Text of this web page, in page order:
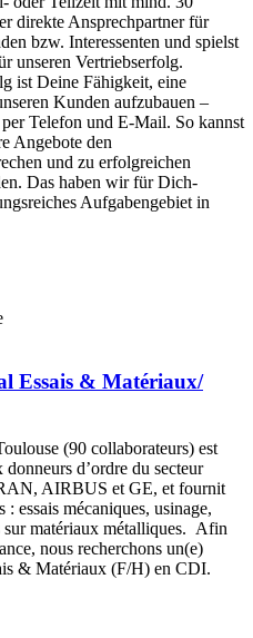
direkte Ansprechpartner für
bzw. Interessenten und spielst
unseren Vertriebserfolg.
ist Deine Fähigkeit, eine
Kunden aufzubauen –
Telefon und E-Mail. So kannst
Angebote den
und zu erfolgreichen
Das haben wir für Dich-
Aufgabengebiet in
Essais & Matériaux/
(90 collaborateurs) est
d’ordre du secteur
AIRBUS et GE, et fournit
essais mécaniques, usinage,
sur matériaux métalliques. Afin
nous recherchons un(e)
& Matériaux (F/H) en CDI.